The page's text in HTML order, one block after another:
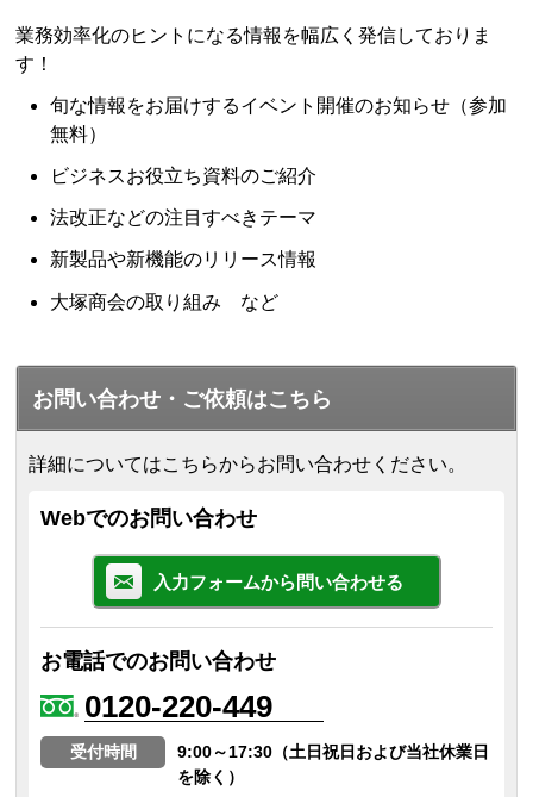
業務効率化のヒントになる情報を幅広く発信しておりま
す！
旬な情報をお届けするイベント開催のお知らせ（参加
無料）
ビジネスお役立ち資料のご紹介
法改正などの注目すべきテーマ
新製品や新機能のリリース情報
大塚商会の取り組み など
お問い合わせ・ご依頼はこちら
詳細についてはこちらからお問い合わせください。
Webでのお問い合わせ
入力フォームから問い合わせる
お電話でのお問い合わせ
0120-220-449
受付時間
9:00～17:30（土日祝日および当社休業日
を除く）